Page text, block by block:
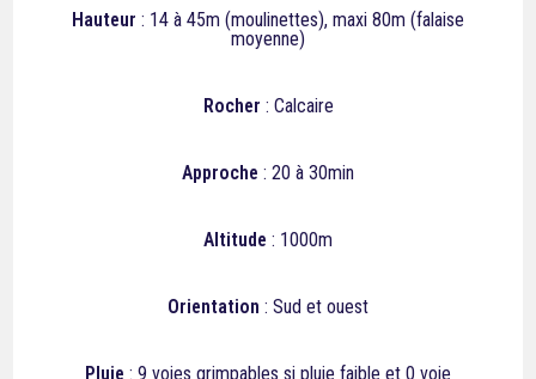
Hauteur : 14 à 45m (moulinettes), maxi 80m (falaise
moyenne)
Rocher : Calcaire
Approche : 20 à 30min
Altitude : 1000m
Orientation : Sud et ouest
Pluie : 9 voies grimpables si pluie faible et 0 voie